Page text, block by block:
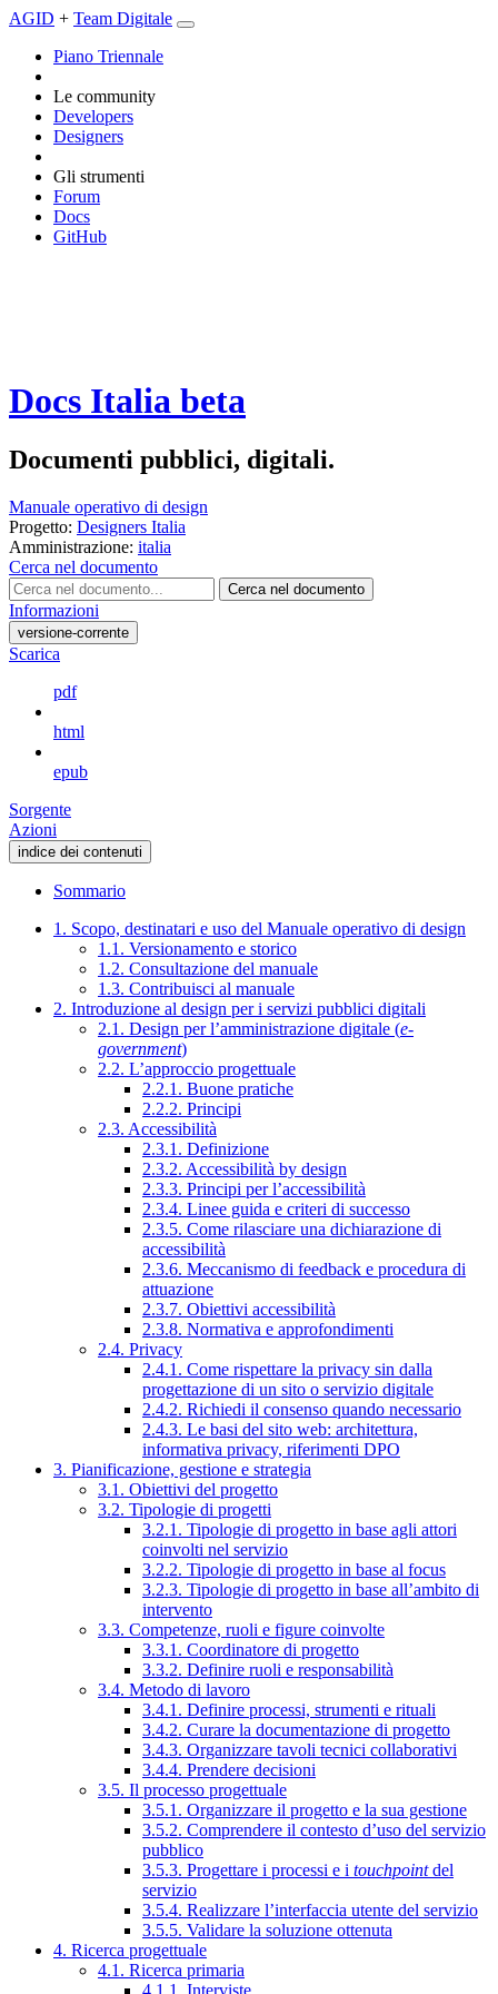
AGID + Team Digitale
Piano Triennale
Le community
Developers
Designers
Gli strumenti
Forum
Docs
GitHub
Docs Italia beta
Documenti pubblici, digitali.
Manuale operativo di design
Progetto: Designers Italia
Amministrazione: italia
Cerca nel documento
Cerca nel documento
Informazioni
versione-corrente
Scarica
pdf
html
epub
Sorgente
Azioni
indice dei contenuti
Sommario
1. Scopo, destinatari e uso del Manuale operativo di design
1.1. Versionamento e storico
1.2. Consultazione del manuale
1.3. Contribuisci al manuale
2. Introduzione al design per i servizi pubblici digitali
2.1. Design per l’amministrazione digitale (e-
government)
2.2. L’approccio progettuale
2.2.1. Buone pratiche
2.2.2. Principi
2.3. Accessibilità
2.3.1. Definizione
2.3.2. Accessibilità by design
2.3.3. Principi per l’accessibilità
2.3.4. Linee guida e criteri di successo
2.3.5. Come rilasciare una dichiarazione di
accessibilità
2.3.6. Meccanismo di feedback e procedura di
attuazione
2.3.7. Obiettivi accessibilità
2.3.8. Normativa e approfondimenti
2.4. Privacy
2.4.1. Come rispettare la privacy sin dalla
progettazione di un sito o servizio digitale
2.4.2. Richiedi il consenso quando necessario
2.4.3. Le basi del sito web: architettura,
informativa privacy, riferimenti DPO
3. Pianificazione, gestione e strategia
3.1. Obiettivi del progetto
3.2. Tipologie di progetti
3.2.1. Tipologie di progetto in base agli attori
coinvolti nel servizio
3.2.2. Tipologie di progetto in base al focus
3.2.3. Tipologie di progetto in base all’ambito di
intervento
3.3. Competenze, ruoli e figure coinvolte
3.3.1. Coordinatore di progetto
3.3.2. Definire ruoli e responsabilità
3.4. Metodo di lavoro
3.4.1. Definire processi, strumenti e rituali
3.4.2. Curare la documentazione di progetto
3.4.3. Organizzare tavoli tecnici collaborativi
3.4.4. Prendere decisioni
3.5. Il processo progettuale
3.5.1. Organizzare il progetto e la sua gestione
3.5.2. Comprendere il contesto d’uso del servizio
pubblico
3.5.3. Progettare i processi e i touchpointdel
servizio
3.5.4. Realizzare l’interfaccia utente del servizio
3.5.5. Validare la soluzione ottenuta
4. Ricerca progettuale
4.1. Ricerca primaria
4.1.1. Interviste